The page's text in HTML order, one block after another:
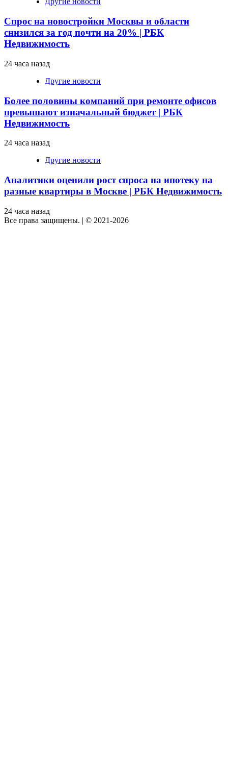
Спрос на новостройки Москвы и области
снизился за год почти на 20% | РБК
Недвижимость
24 часа назад
Другие новости
Более половины компаний при ремонте офисов
превышают изначальный бюджет | РБК
Недвижимость
24 часа назад
Другие новости
Аналитики оценили рост спроса на ипотеку на
разные квартиры в Москве | РБК Недвижимость
24 часа назад
Все права защищены. | © 2021-2026